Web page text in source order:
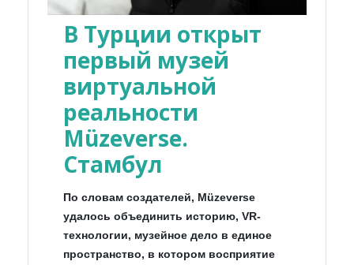
В Турции открыт
первый музей
виртуальной
реальности
Müzeverse.
Стамбул
По словам создателей, Müzeverse
удалось объединить историю, VR-
технологии, музейное дело в единое
пространство, в котором восприятие